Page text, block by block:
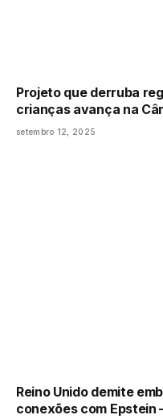
Projeto que derruba
crianças avança na
setembro 12, 2025
Reino Unido demite
conexões com Epstein